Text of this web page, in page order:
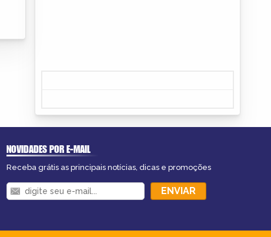
NOVIDADES POR E-MAIL
Receba grátis as principais notícias, dicas e promoções